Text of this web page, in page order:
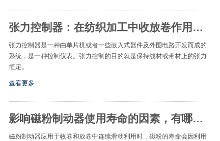
张力控制器：在纺织加工中收放卷作用是怎样的
张力控制器是一种由单片机或者一些嵌入式器件及外围电路开发而成的
系统，是一种控制仪表。张力控制的目的就是保持线材或带材上的张力
恒定。
查看更多
影响磁粉制动器使用寿命的因素​，有哪些处理措施​
磁粉制动器应用于收卷和放卷中连续滑动利用时，磁粉的寿命会因利用